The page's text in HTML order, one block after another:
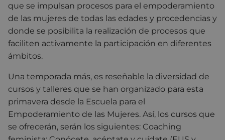
que se impulsan procesos para el empoderamiento
de las mujeres de todas las edades y procedencias y
donde se posibilita la realización de procesos que
faciliten activamente la participación en diferentes
ámbitos.
Una temporada más, es reseñable la diversidad de
cursos y talleres que se han organizado para esta
primavera desde la Escuela para el
Empoderamiento de las Mujeres. Así, los cursos que
se ofrecerán, serán los siguientes: Coaching